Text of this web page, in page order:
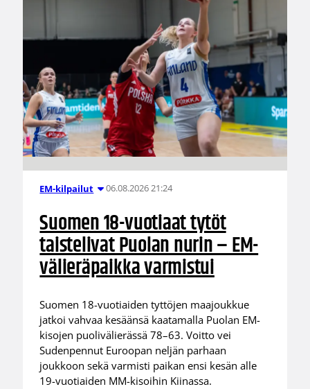
EM-kilpailut 06.08.2026 21:24
Suomen 18-vuotiaat tytöt
taistelivat Puolan nurin – EM-
välieräpaikka varmistui
Suomen 18-vuotiaiden tyttöjen maajoukkue
jatkoi vahvaa kesäänsä kaatamalla Puolan EM-
kisojen puolivälierässä 78–63. Voitto vei
Sudenpennut Euroopan neljän parhaan
joukkoon sekä varmisti paikan ensi kesän alle
19-vuotiaiden MM-kisoihin Kiinassa.